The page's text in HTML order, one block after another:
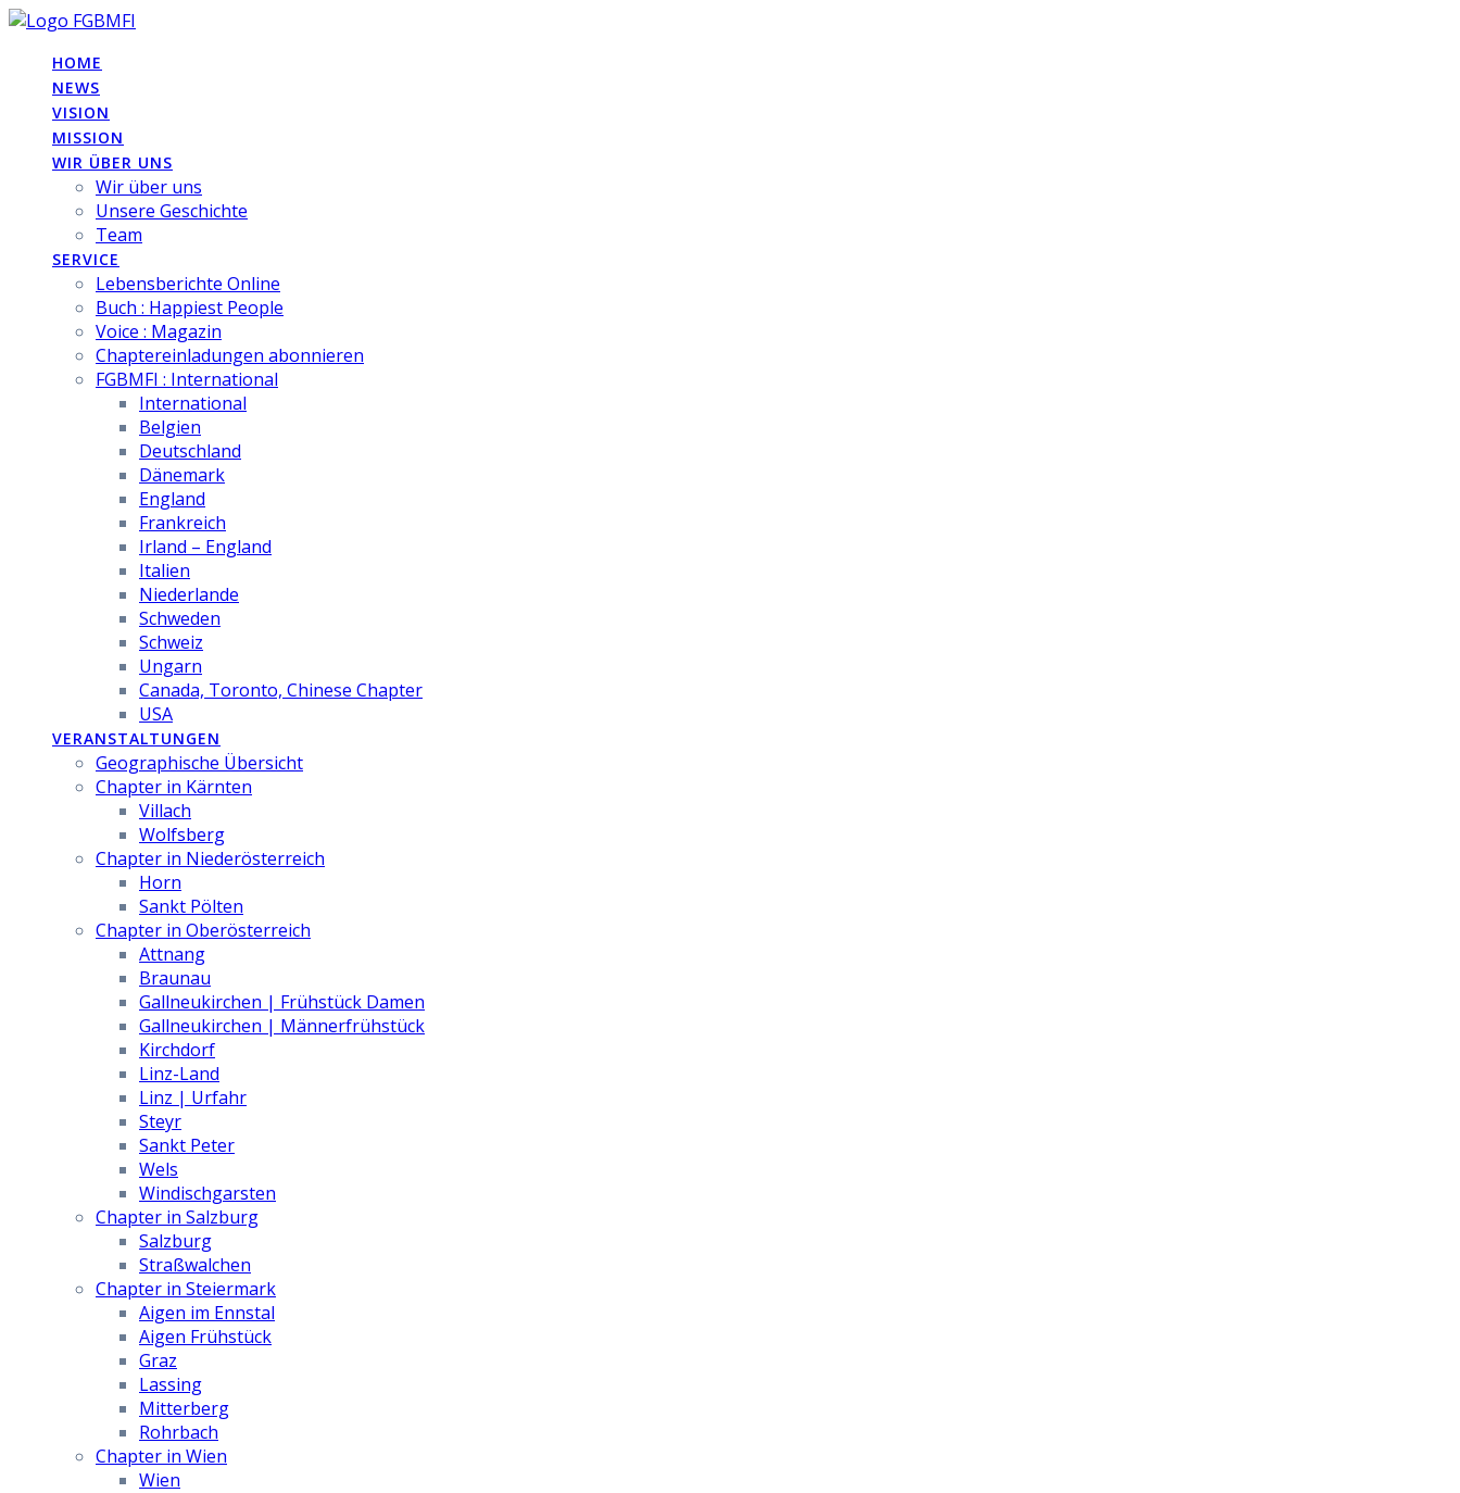
Skip
contentHOME
NEWS
VISION
MISSION
WIR ÜBER UNS
Wir über uns
Unsere Geschichte
Team
SERVICE
Lebensberichte Online
Buch : Happiest People
Voice : Magazin
Chaptereinladungen abonnieren
FGBMFI : International
International
Belgien
Deutschland
Dänemark
England
Frankreich
Irland – England
Italien
Niederlande
Schweden
Schweiz
Ungarn
Canada, Toronto, Chinese Chapter
USA
VERANSTALTUNGEN
Geographische Übersicht
Chapter in Kärnten
Villach
Wolfsberg
Chapter in Niederösterreich
Horn
Sankt Pölten
Chapter in Oberösterreich
Attnang
Braunau
Gallneukirchen | Frühstück Damen
Gallneukirchen | Männerfrühstück
Kirchdorf
Linz-Land
Linz | Urfahr
Steyr
Sankt Peter
Wels
Windischgarsten
Chapter in Salzburg
Salzburg
Straßwalchen
Chapter in Steiermark
Aigen im Ennstal
Aigen Frühstück
Graz
Lassing
Mitterberg
Rohrbach
Chapter in Wien
Wien